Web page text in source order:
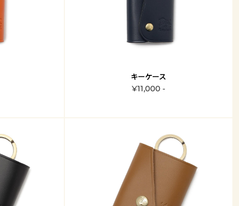
キーケース
¥11,000 -